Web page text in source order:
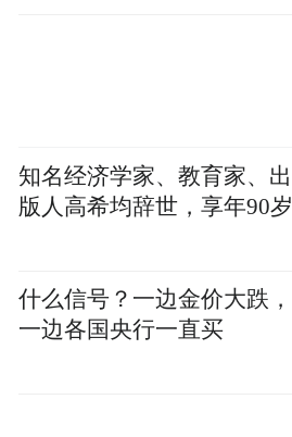
知名经济学家、教育家、出
版人高希均辞世，享年90岁
什么信号？一边金价大跌，
一边各国央行一直买